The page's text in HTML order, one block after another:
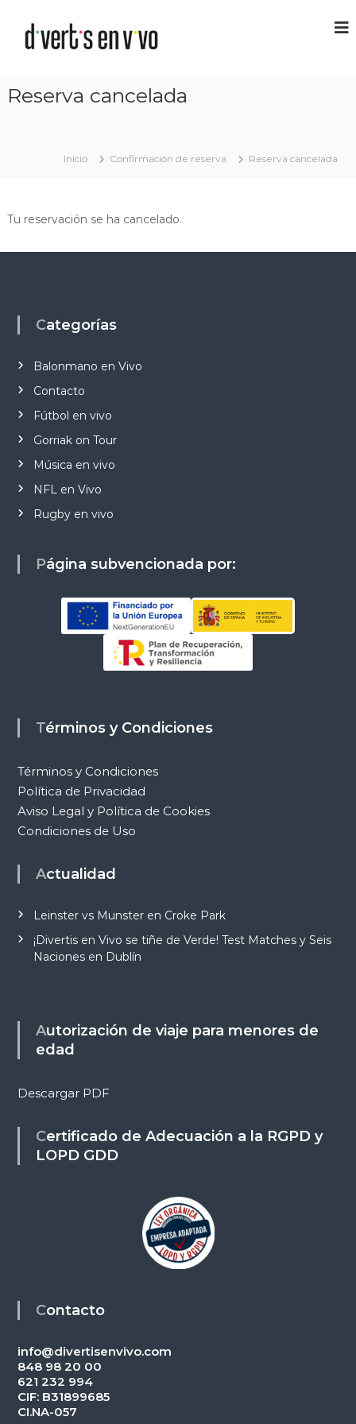
Reserva cancelada
Inicio Confirmación de reserva Reserva cancelada
Tu reservación se ha cancelado.
Categorías
Balonmano en Vivo
Contacto
Fútbol en vivo
Gorriak on Tour
Música en vivo
NFL en Vivo
Rugby en vivo
Página subvencionada por:
Términos y Condiciones
Términos y Condiciones
Política de Privacidad
Aviso Legal y Política de Cookies
Condiciones de Uso
Actualidad
Leinster vs Munster en Croke Park
¡Divertis en Vivo se tiñe de Verde! Test Matches y Seis
Naciones en Dublín
Autorización de viaje para menores de
edad
Descargar PDF
Certificado de Adecuación a la RGPD y
LOPD GDD
Contacto
info@divertisenvivo.com
848 98 20 00
621 232 994
CIF: B31899685
CI.NA-057